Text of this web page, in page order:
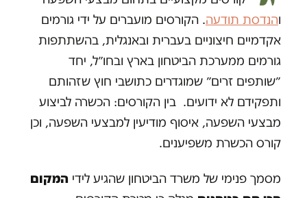
והנדסת תודעה. הקורסים מועברים על ידי גורמים
אקדמיים חיצוניים בעברית ובאנגלית, בהשתתפות
גורמים ממערכת הביטחון בארץ ובחו״ל, יחד
״שותפים זרים״ שמוגדרים כתושבי חוץ שזהותם
ותפקידם לא ידועים. בין הקורסים: הכשרה לביצוע
מבצעי השפעה, איסוף מודיעין למבצעי השפעה, וכן
קורס הכשרת משפיענים.
מסמך פנימי של משרד הביטחון שהגיע לידי המקום